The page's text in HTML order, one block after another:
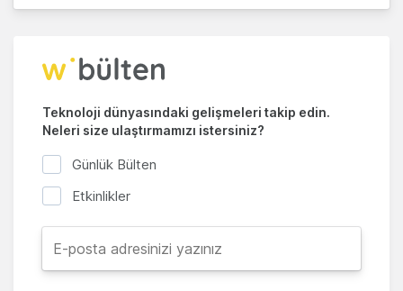
Teknoloji dünyasındaki gelişmeleri takip edin.
Neleri size ulaştırmamızı istersiniz?
Günlük Bülten
Etkinlikler